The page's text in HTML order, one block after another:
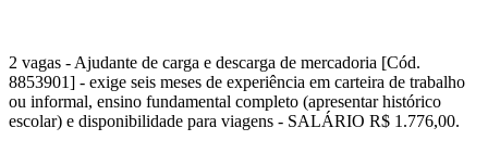
2 vagas - Ajudante de carga e descarga de mercadoria [Cód.
8853901] - exige seis meses de experiência em carteira de trabalho
ou informal, ensino fundamental completo (apresentar histórico
escolar) e disponibilidade para viagens - SALÁRIO R$ 1.776,00.